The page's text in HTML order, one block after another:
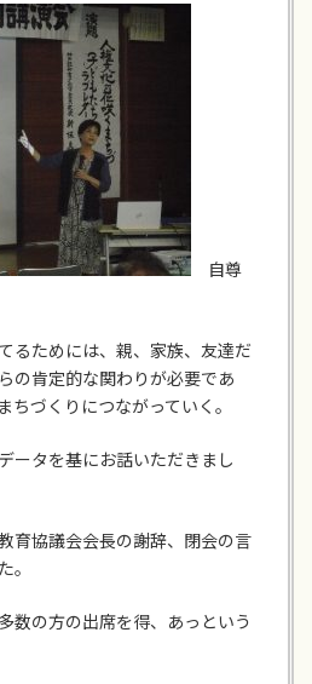
自尊
るためには、親、家族、友達だ
の肯定的な関わりが必要であ
ちづくりにつながっていく。
ータを基にお話いただきまし
育協議会会長の謝辞、閉会の言
。
数の方の出席を得、あっという